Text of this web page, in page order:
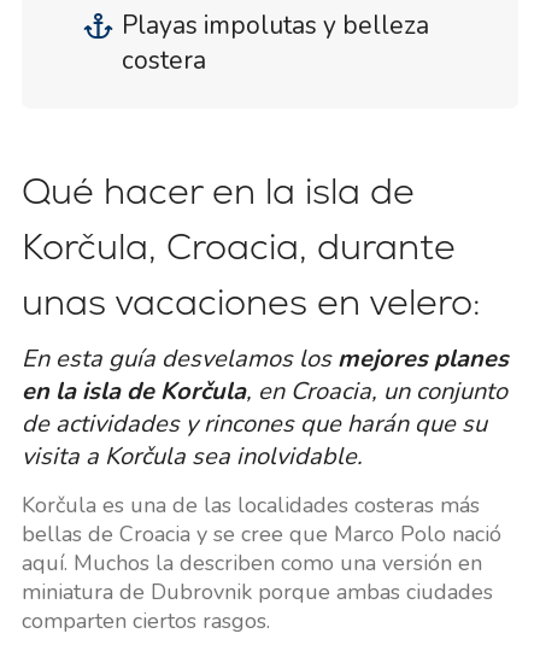
Playas impolutas y belleza
costera
Qué hacer en la isla de
Korčula, Croacia, durante
unas vacaciones en velero:
En esta guía desvelamos losmejores planes
en la isla de Korčula, en Croacia, un conjunto
de actividades y rincones que harán que su
visita a Korčula sea inolvidable.
Korčula es una de las localidades costeras más
bellas de Croacia y se cree que Marco Polo nació
aquí. Muchos la describen como una versión en
miniatura de Dubrovnik porque ambas ciudades
comparten ciertos rasgos.